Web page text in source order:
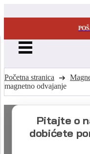
Početna stranica
magnetno odvajanje
Pitajte o
dobićete